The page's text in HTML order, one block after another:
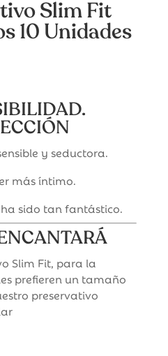
Slim Fit
10 Unidades
y seductora.
más íntimo.
sido tan fantástico.
Slim Fit, para la
prefieren un tamaño
preservativo